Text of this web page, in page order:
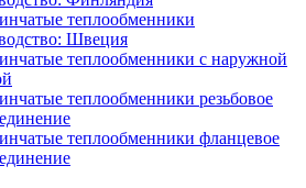
теплообменники
Швеция
теплообменники с наружной
теплообменники резьбовое
теплообменники фланцевое